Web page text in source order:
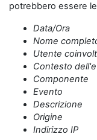
potrebbero essere
Data/Ora
Nome
Utente
Contesto
Componente
Evento
Descrizione
Origine
Indirizzo IP